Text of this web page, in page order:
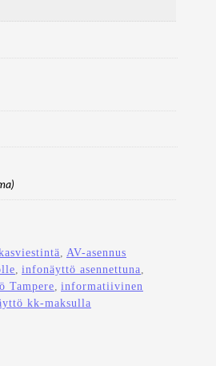
AV-asennus
infonäyttö asennettuna
Tampere informatiivinen
kk-maksulla